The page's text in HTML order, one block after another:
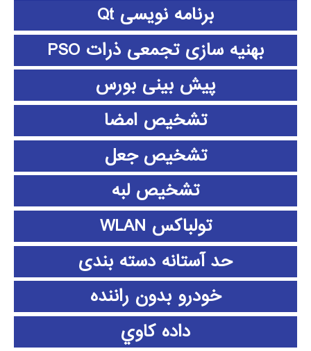
برنامه نویسی Qt
بهنیه سازی تجمعی ذرات PSO
پیش بینی بورس
تشخیص امضا
تشخیص جعل
تشخیص لبه
تولباکس WLAN
حد آستانه دسته بندی
خودرو بدون راننده
داده كاوي